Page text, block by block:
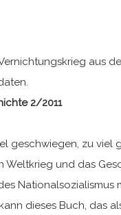
aus
2/2011
geschwiegen, zu viel
Weltkrieg und das
Nationalsozialismus
dieses Buch, das